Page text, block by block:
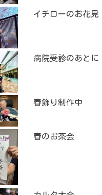
イチローのお花見
病院受診のあとに
春飾り制作中
春のお茶会